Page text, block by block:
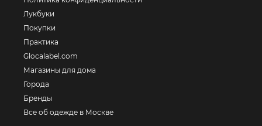
Лукбуки
Покупки
Практика
Glocalabel.com
Магазины для дома
Города
Бренды
Все об одежде в Москве